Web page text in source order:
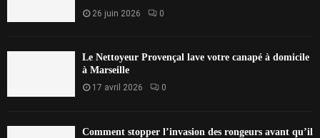
26 juin 2026 0
Le Nettoyeur Provençal lave votre canapé à domicile
à Marseille
17 avril 2026 0
Comment stopper l’invasion des rongeurs avant qu’il